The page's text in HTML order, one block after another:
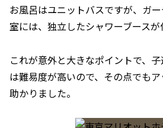
お風呂はユニットバスですが、ガ
室には、独立したシャワーブースが
これが意外と大きなポイントで、
は難易度が高いので、その点でも
助かりました。